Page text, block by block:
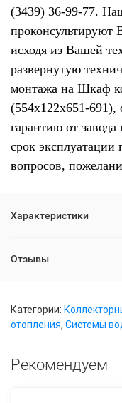
(3439) 36-99-77.
проконсультируют
исходя из Вашей
развернутую
монтажа на Шкаф
(554х122х651-
гарантию от
срок
вопросов,
Характеристики
Отзывы
Категории:
отопления, Системы
Рекомендуем